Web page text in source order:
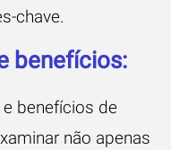
chave.
benefícios:
benefícios de
não apenas